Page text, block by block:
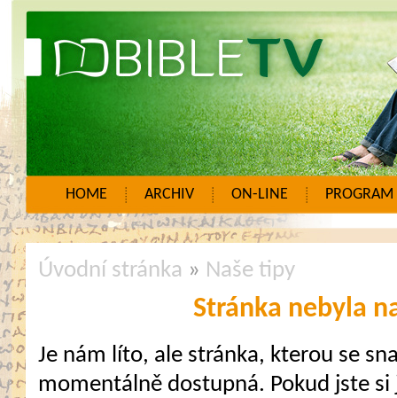
HOME ARCHIV ON-LINE PROGRAM
Úvodní stránka » Naše tipy
Stránka nebyla
Je nám líto, ale stránka, kterou se
momentálně dostupná. Pokud jste